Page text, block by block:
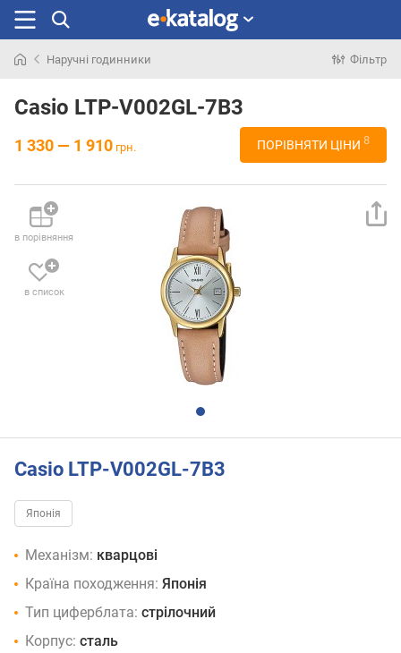
раніше
Наручні годинники Фільтр
Casio LTP-V002GL-7B3
1 330 — 1 910 грн. ПОРІВНЯТИ ЦІНИ 8
в порівняння
в список
Casio LTP-V002GL-7B3
Японія
Механізм: кварцові
Країна походження: Японія
Тип циферблата: стрілочний
Корпус: сталь